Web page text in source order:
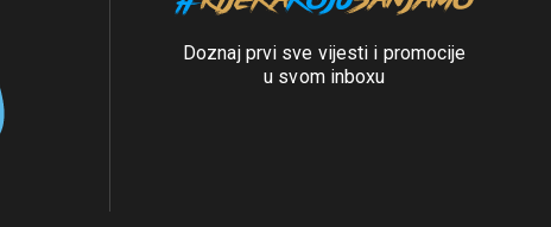
Doznaj prvi sve vijesti i promocije
u svom inboxu